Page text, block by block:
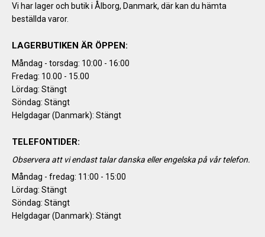
Vi har lager och butik i Ålborg, Danmark, där kan du hämta
beställda varor.
LAGERBUTIKEN ÄR ÖPPEN:
Måndag - torsdag: 10:00 - 16:00
Fredag: 10.00 - 15.00
Lördag: Stängt
Söndag: Stängt
Helgdagar (Danmark): Stängt
TELEFONTIDER:
Observera att vi endast talar danska eller engelska på vår telefon.
Måndag - fredag: 11:00 - 15:00
Lördag: Stängt
Söndag: Stängt
Helgdagar (Danmark): Stängt